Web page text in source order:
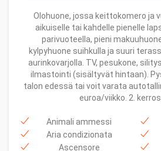
Olohuone, jossa keittokomero ja
aikuiselle tai kahdelle pienelle
parivuoteella, pieni
kylpyhuone suihkulla ja suuri
aurinkovarjolla. TV, pesukone,
ilmastointi (sisältyvät hintaan).
talon edessä tai voit varata
euroa/viikko. 2.
Animali ammessi
Aria condizionata
Ascensore